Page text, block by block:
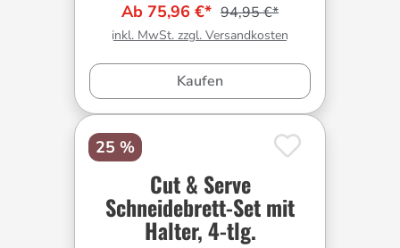
Ab 75,96 €* 94,95 €*
inkl. MwSt. zzgl. Versandkosten
Kaufen
25 %
Cut & Serve
Schneidebrett-Set mit
Halter, 4-tlg.